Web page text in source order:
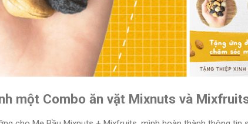
một Combo ăn vặt Mixnuts và